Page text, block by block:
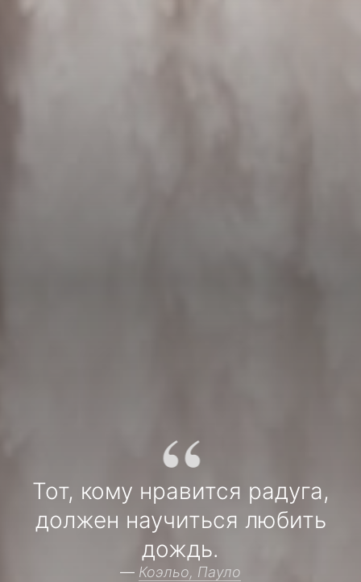
“
Тот, кому нравится радуга,
должен научиться любить
дождь.
— Коэльо, Пауло